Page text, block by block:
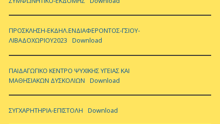
ΠΡΟΣΚΛΗΣΗ-ΕΚΔΗΛ.ΕΝΔΙΑΦΕΡΟΝΤΟΣ-ΓΣΙΟΥ-
ΛΙΒΑΔΟΧΩΡΙΟΥ2023
Download
ΠΑΙΔΑΓΩΓΙΚΟ ΚΕΝΤΡΟ ΨΥΧΙΚΗΣ ΥΓΕΙΑΣ ΚΑΙ
ΜΑΘΗΣΙΑΚΩΝ ΔΥΣΚΟΛΙΩΝ
Download
ΣΥΓΧΑΡΗΤΗΡΙΑ-ΕΠΙΣΤΟΛΗ Download